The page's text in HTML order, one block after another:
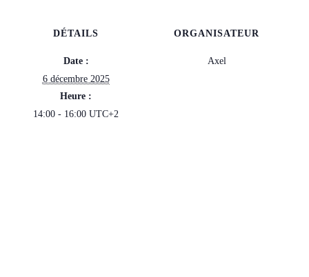
DÉTAILS
Date :
6 décembre 2025
Heure :
14:00 - 16:00 UTC+2
ORGANISATEUR
Axel